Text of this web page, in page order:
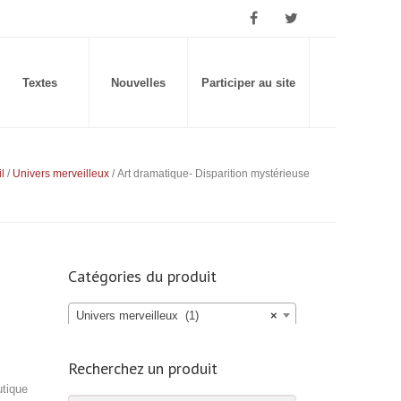
Textes Nouvelles Participer au site
/ Univers merveilleux / Art dramatique- Disparition mystérieuse
Catégories du produit
×
Univers merveilleux (1)
Recherchez un produit